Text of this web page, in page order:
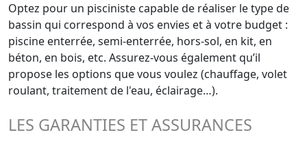
Optez pour un pisciniste capable de réaliser le type de
bassin qui correspond à vos envies et à votre budget :
piscine enterrée, semi-enterrée, hors-sol, en kit, en
béton, en bois, etc. Assurez-vous également qu’il
propose les options que vous voulez (chauffage, volet
roulant, traitement de l'eau, éclairage…).
LES GARANTIES ET ASSURANCES